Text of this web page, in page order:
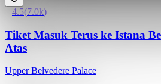
4.5(7.0k)
Tiket Masuk Terus ke Istana
Atas
Upper Belvedere Palace